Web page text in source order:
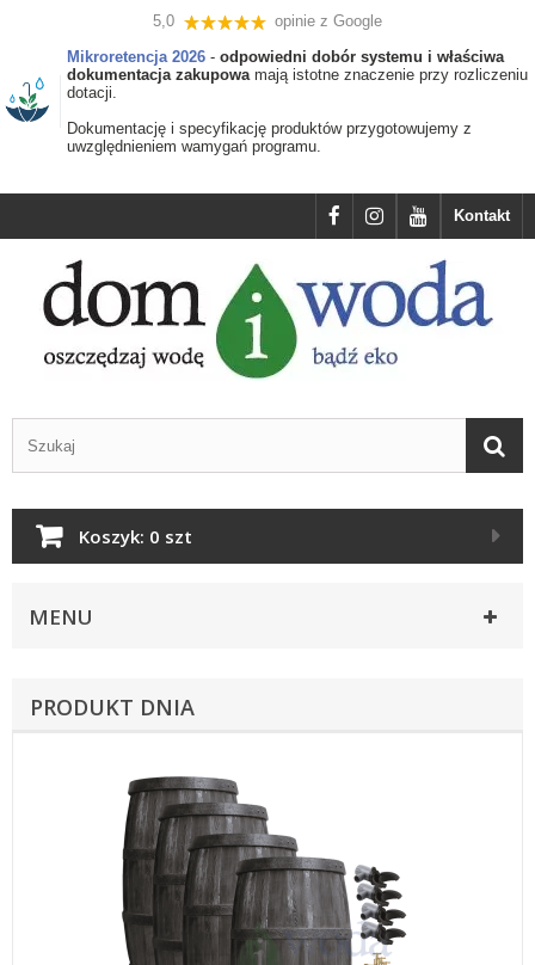
5,0
opinie z Google
Mikroretencja 2026 - odpowiedni dobór systemu i właściwa
dokumentacja zakupowamają istotne znaczenie przy rozliczeniu
dotacji.
Dokumentację i specyfikację produktów przygotowujemy z
uwzględnieniem wamygań programu.
Kontakt
Koszyk: 0 szt
MENU
PRODUKT DNIA